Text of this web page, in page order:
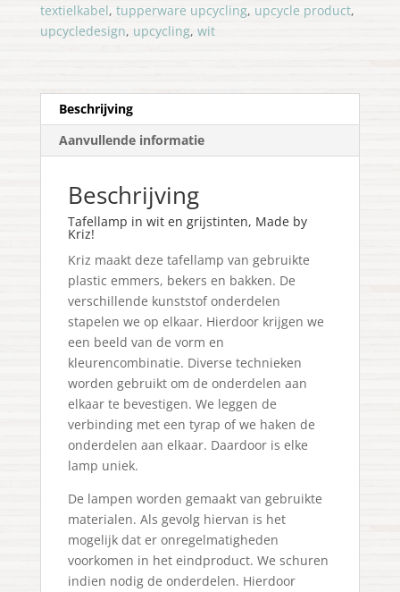
textielkabel, tupperware upcycling, upcycle product,
upcycledesign, upcycling, wit
Beschrijving
Aanvullende informatie
Beschrijving
Tafellamp in wit en grijstinten, Made by
Kriz!
Kriz maakt deze tafellamp van gebruikte
plastic emmers, bekers en bakken. De
verschillende kunststof onderdelen
stapelen we op elkaar. Hierdoor krijgen we
een beeld van de vorm en
kleurencombinatie. Diverse technieken
worden gebruikt om de onderdelen aan
elkaar te bevestigen. We leggen de
verbinding met een tyrap of we haken de
onderdelen aan elkaar. Daardoor is elke
lamp uniek.
De lampen worden gemaakt van gebruikte
materialen. Als gevolg hiervan is het
mogelijk dat er onregelmatigheden
voorkomen in het eindproduct. We schuren
indien nodig de onderdelen. Hierdoor